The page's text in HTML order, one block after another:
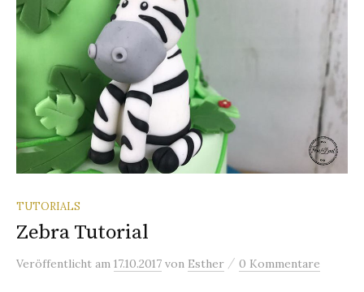
TUTORIALS
Zebra Tutorial
Veröffentlicht am 17.10.2017 von Esther / 0 Kommentare